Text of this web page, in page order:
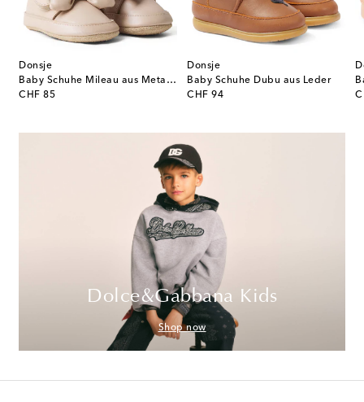
Donsje
Baby Schuhe Mileau aus Metallic-Leder
CHF 85
original price
Donsje
Baby Schuhe Dubu aus Leder
CHF 94
original price
Dolce&Gabbana Kids
Shop now